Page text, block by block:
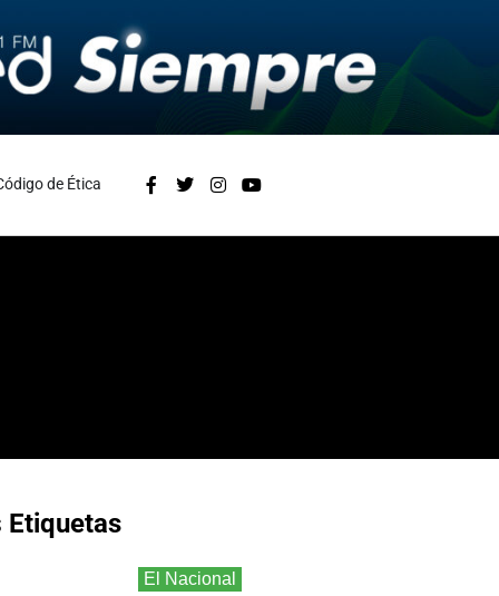
de Ética
Etiquetas
El Nacional